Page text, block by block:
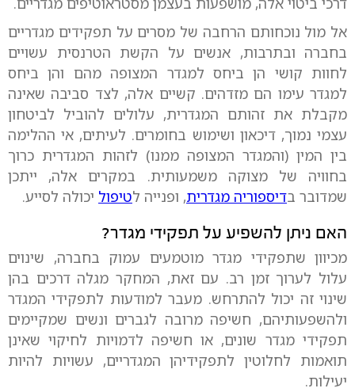
אל מול נוכחותם הרחבה של מסרים על תפקידים מגדריים
בחברה ובתרבות, אנשים על הקשת הטרנסית עשויים
לחוות קושי הן ביחס למגדר המצופה מהם והן ביחס
למגדר עימו הם מזדהים. קשיים אלה, לצד סביבה שאינה
מקבלת את זהותם המגדרית, עלולים להוביל לביטחון
עצמי נמוך, דיכאון ושימוש בחומרים. לעיתים, אי ההלימה
בין המין (והמגדר המצופה ממנו) לזהות המגדרית כרוך
בחוויה של מצוקה משמעותית. במקרים אלה, ייתכן
שמדובר בדיספוריה מגדרית, ופנייה לטיפול יכולה לסייע.
האם ניתן להשפיע על תפקידי מגדר?
מכיוון שתפקידי מגדר מוטמעים עמוק בחברה, שינוים
עלול לערוך זמן רב. עם זאת, המחקר מגלה דרכים בהן
שינוי זה יכול להתרחש. מעבר למודעות לתפקידי המגדר
ולהשפעותיהם, חשיפה מרובה לגברים ונשים שמקיימים
תפקידי מגדר שונים, או חשיפה לדמויות לחיקוי שאינן
תואמות לחלוטין לתפקידיהן המגדריים, עשויות להיות
יעילות.